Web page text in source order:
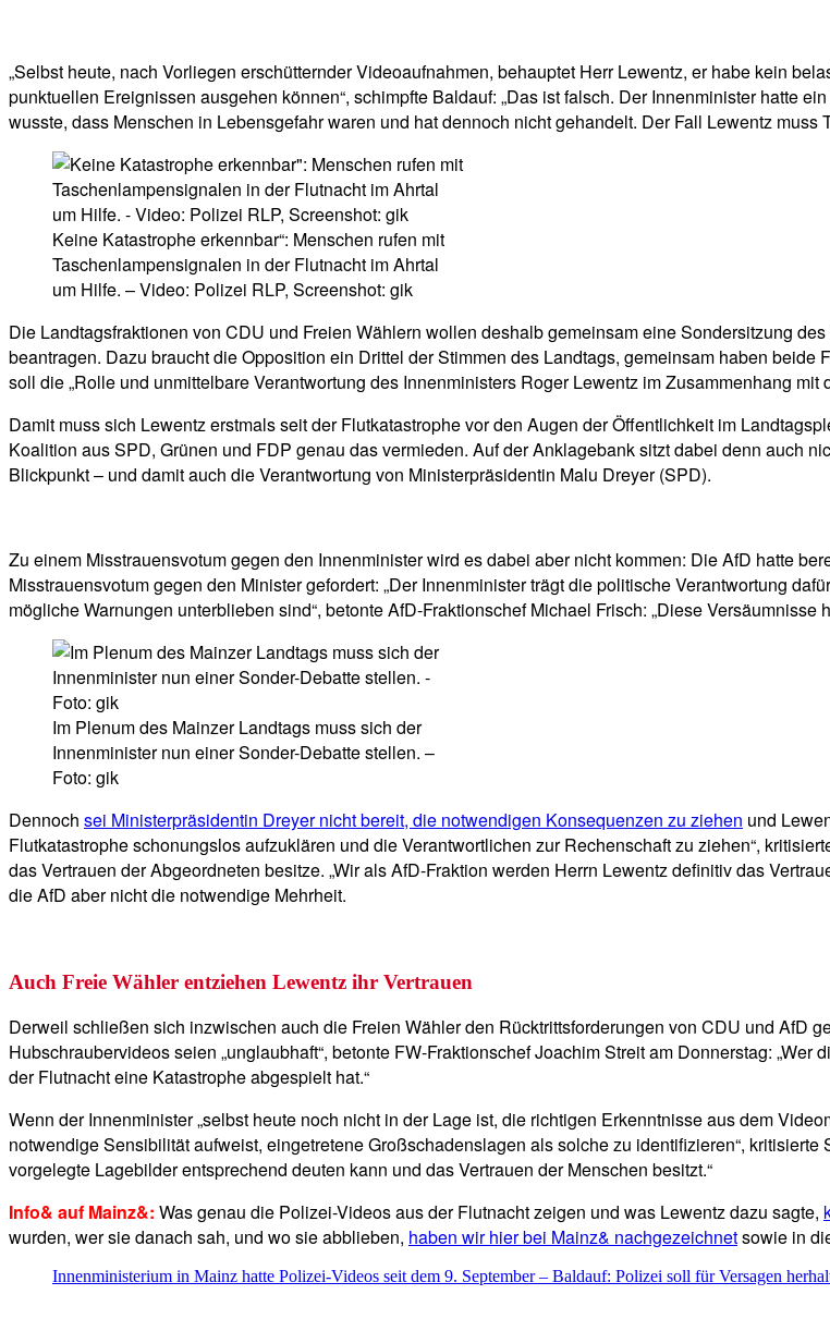
„Selbst heute, nach Vorliegen erschütternder Videoaufnahmen, behauptet Herr Lewentz, er habe kein
punktuellen Ereignissen ausgehen können“, schimpfte Baldauf: „Das ist falsch. Der Innenminister hatte
wusste, dass Menschen in Lebensgefahr waren und hat dennoch nicht gehandelt. Der Fall Lewentz muss
Keine Katastrophe erkennbar“: Menschen rufen mit
Taschenlampensignalen in der Flutnacht im Ahrtal
um Hilfe. – Video: Polizei RLP, Screenshot: gik
Die Landtagsfraktionen von CDU und Freien Wählern wollen deshalb gemeinsam eine Sondersitzung
beantragen. Dazu braucht die Opposition ein Drittel der Stimmen des Landtags, gemeinsam haben
soll die „Rolle und unmittelbare Verantwortung des Innenministers Roger Lewentz im Zusammenhang mit
Damit muss sich Lewentz erstmals seit der Flutkatastrophe vor den Augen der Öffentlichkeit im
Koalition aus SPD, Grünen und FDP genau das vermieden. Auf der Anklagebank sitzt dabei denn auch
Blickpunkt – und damit auch die Verantwortung von Ministerpräsidentin Malu Dreyer (SPD).
Zu einem Misstrauensvotum gegen den Innenminister wird es dabei aber nicht kommen: Die AfD hatte
Misstrauensvotum gegen den Minister gefordert: „Der Innenminister trägt die politische Verantwortung
mögliche Warnungen unterblieben sind“, betonte AfD-Fraktionschef Michael Frisch: „Diese
Im Plenum des Mainzer Landtags muss sich der
Innenminister nun einer Sonder-Debatte stellen. –
Foto: gik
Dennoch sei Ministerpräsidentin Dreyer nicht bereit, die notwendigen Konsequenzen zu ziehen und
Flutkatastrophe schonungslos aufzuklären und die Verantwortlichen zur Rechenschaft zu ziehen“,
das Vertrauen der Abgeordneten besitze. „Wir als AfD-Fraktion werden Herrn Lewentz definitiv das
die AfD aber nicht die notwendige Mehrheit.
Auch Freie Wähler entziehen Lewentz ihr Vertrauen
Derweil schließen sich inzwischen auch die Freien Wähler den Rücktrittsforderungen von CDU und AfD
Hubschraubervideos seien „unglaubhaft“, betonte FW-Fraktionschef Joachim Streit am Donnerstag:
der Flutnacht eine Katastrophe abgespielt hat.“
Wenn der Innenminister „selbst heute noch nicht in der Lage ist, die richtigen Erkenntnisse aus dem
notwendige Sensibilität aufweist, eingetretene Großschadenslagen als solche zu identifizieren“,
vorgelegte Lagebilder entsprechend deuten kann und das Vertrauen der Menschen besitzt.“
Info& auf Mainz&: Was genau die Polizei-Videos aus der Flutnacht zeigen und was Lewentz dazu sagte,
wurden, wer sie danach sah, und wo sie abblieben, haben wir hier bei Mainz& nachgezeichnetsowie in
Innenministerium in Mainz hatte Polizei-Videos seit dem 9. September – Baldauf: Polizei soll für Versagen